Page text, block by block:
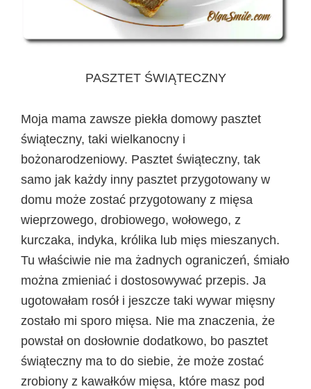
PASZTET ŚWIĄTECZNY
Moja mama zawsze piekła domowy pasztet
świąteczny, taki wielkanocny i
bożonarodzeniowy. Pasztet świąteczny, tak
samo jak każdy inny pasztet przygotowany w
domu może zostać przygotowany z mięsa
wieprzowego, drobiowego, wołowego, z
kurczaka, indyka, królika lub mięs mieszanych.
Tu właściwie nie ma żadnych ograniczeń, śmiało
można zmieniać i dostosowywać przepis. Ja
ugotowałam rosół i jeszcze taki wywar mięsny
zostało mi sporo mięsa. Nie ma znaczenia, że
powstał on dosłownie dodatkowo, bo pasztet
świąteczny ma to do siebie, że może zostać
zrobiony z kawałków mięsa, które masz pod